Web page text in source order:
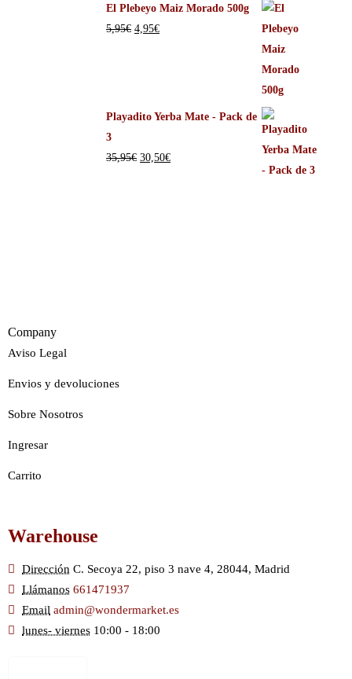
El Plebeyo Maiz Morado 500g
5,95€ 4,95€
Playadito Yerba Mate - Pack de
3
35,95€ 30,50€
Company
Aviso Legal
Envios y devoluciones
Sobre Nosotros
Ingresar
Carrito
Warehouse
Dirección C. Secoya 22, piso 3 nave 4, 28044, Madrid
Llámanos 661471937
Email admin@wondermarket.es
lunes- viernes 10:00 - 18:00